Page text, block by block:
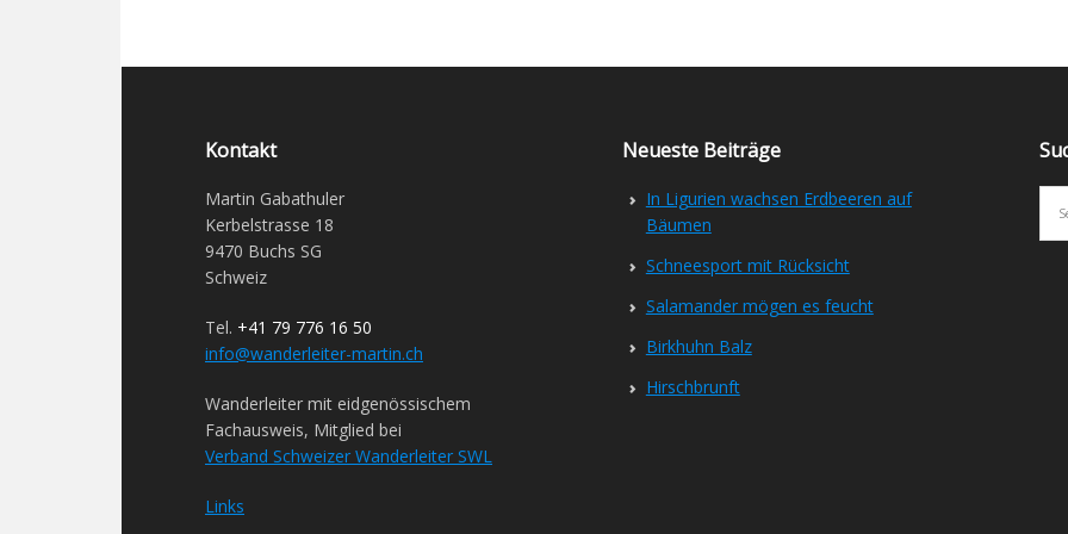
Kontakt
Martin Gabathuler
Kerbelstrasse 18
9470 Buchs SG
Schweiz
Tel. +41 79 776 16 50
info@wanderleiter-martin.ch
Wanderleiter mit eidgenössischem
Fachausweis, Mitglied bei
Verband Schweizer Wanderleiter SWL
Links
Neueste Beiträge
In Ligurien wachsen Erdbeeren auf
Bäumen
Schneesport mit Rücksicht
Salamander mögen es feucht
Birkhuhn Balz
Hirschbrunft